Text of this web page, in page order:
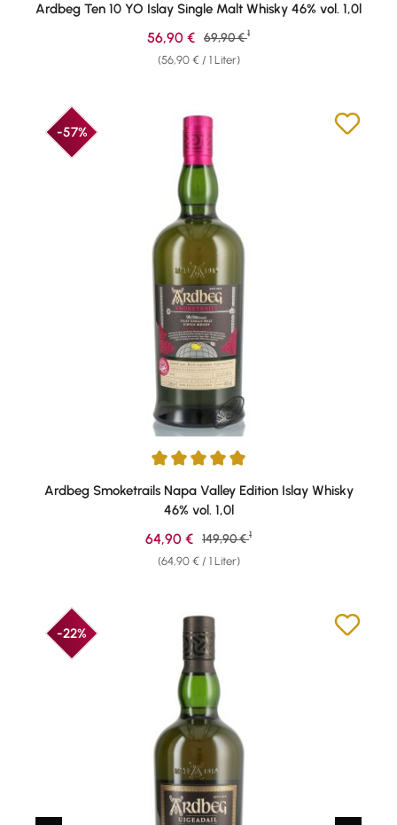
Ardbeg Ten 10 YO Islay Single Malt Whisky 46% vol. 1,0l
(56,90 € / 1 Liter)
Verkaufspreis:
56,90 € Regulärer Preis:
69,90 € 1
-57%
Durchschnittliche Bewertung von 4.89 von 5 Sternen
Ardbeg Smoketrails Napa Valley Edition Islay Whisky
46% vol. 1,0l
(64,90 € / 1 Liter)
Verkaufspreis:
64,90 € Regulärer Preis:
149,90 € 1
-22%